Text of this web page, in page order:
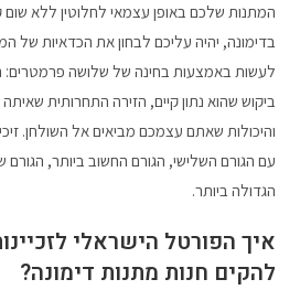
בדימונה, יהיה עליכם לבחון את הכדאיות של
לעשות באמצעות בחינה של שלושה פרמטרים:
ביקוש שהוא נתון קיים, הזירה התחרותית
עם הגורם השלישי, הגורם החשוב ביותר,
הגדולה ביותר.
איך הפורטל הישראלי
להקים חנות מתנות דימונה?